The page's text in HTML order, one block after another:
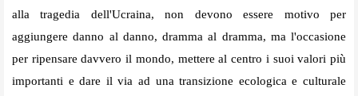
alla tragedia dell'Ucraina, non devono essere motivo per
aggiungere danno al danno, dramma al dramma, ma l'occasione
per ripensare davvero il mondo, mettere al centro i suoi valori più
importanti e dare il via ad una transizione ecologica e culturale